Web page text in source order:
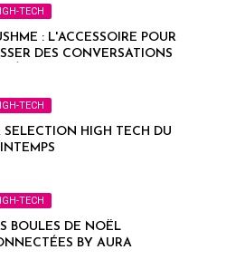
TECH
: L'ACCESSOIRE POUR
DES CONVERSATIONS
TECH
SELECTION HIGH TECH DU
TECH
BOULES DE NOËL
BY AURA